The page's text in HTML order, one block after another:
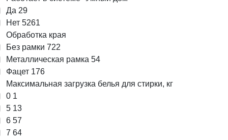
Да 29
Нет 5261
Обработка края
Без рамки 722
Металлическая рамка 54
Фацет 176
Максимальная загрузка белья для стирки, кг
0 1
5 13
6 57
7 64